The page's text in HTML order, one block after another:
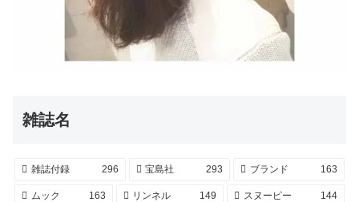
雑誌名
雑誌付録 296 宝島社 293 ブランド 163
ムック 163 リンネル 149 スヌーピー 144